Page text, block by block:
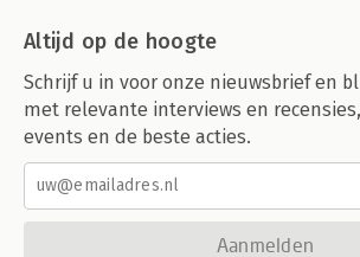
Altijd op de hoogte
Schrijf u in voor onze nieuwsbrief en
met relevante interviews en
events en de beste acties.
Aanmelden